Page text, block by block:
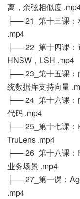
离，余弦相似度
├── 21_第十三课
.mp4
├── 22_第十四课：
HNSW，LSH .mp4
├── 23_第十五课
统数据库支持向量
├── 24_第十六课
代码 .mp4
├── 25_第十七课：
TruLens .mp4
├── 26_第十八课：
业务场景 .mp4
├── 27_第一课：
.mp4